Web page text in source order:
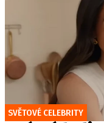
SVĚTOVÉ CELEBRITY